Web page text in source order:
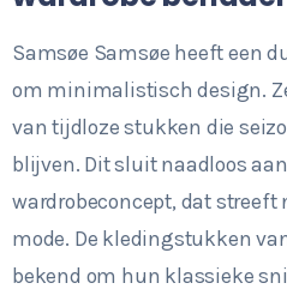
Samsøe Samsøe heeft een
om minimalistisch design.
van tijdloze stukken die
blijven. Dit sluit naadloos
wardrobeconcept, dat
mode. De kledingstukken
bekend om hun klassieke